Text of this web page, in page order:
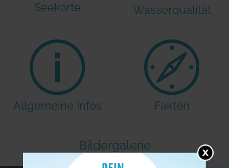
Seekarte Wasserqualität
Allgemeine Infos Fakten
Bildergalerie